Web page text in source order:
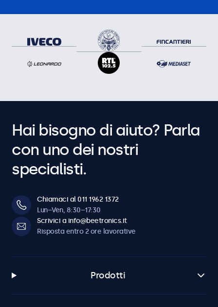
Hai bisogno di aiuto? Parla
con uno dei nostri
specialisti.
Chiamaci al 011 1962 1372
Lun–Ven, 8:30–17:30
Scrivici a info@beetronics.it
Risposta entro 2 ore lavorative
Prodotti